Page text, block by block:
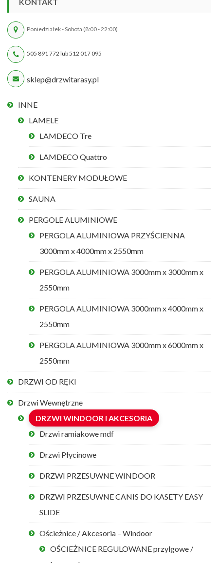
Poniedziałek - Sobota (8:00 - 22:00)
505 891 772 lub 512 017 095
sklep@drzwitarasy.pl
INNE
LAMELE
LAMDECO Tre
LAMDECO Quattro
KONTENERY MODUŁOWE
SAUNA
PERGOLE ALUMINIOWE
PERGOLA ALUMINIOWA PRZYŚCIENNA
3000mm x 4000mm x 2550mm
PERGOLA ALUMINIOWA 3000mm x 3000mm x
2550mm
PERGOLA ALUMINIOWA 3000mm x 4000mm x
2550mm
PERGOLA ALUMINIOWA 3000mm x 6000mm x
2550mm
DRZWI OD RĘKI
Drzwi Wewnętrzne
DRZWI WINDOOR i AKCESORIA
Drzwi ramiakowe mdf
Drzwi Płycinowe
DRZWI PRZESUWNE WINDOOR
DRZWI PRZESUWNE CANIS DO KASETY EASY
SLIDE
Ościeżnice / Akcesoria – Windoor
OŚCIEŻNICE REGULOWANE przylgowe /